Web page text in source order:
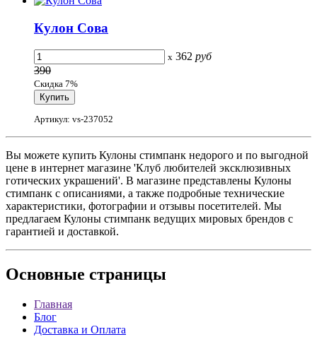
Кулон Сова
x 362 руб
390
Скидка 7%
Артикул: vs-237052
Вы можете купить Кулоны стимпанк недорого и по выгодной
цене в интернет магазине 'Клуб любителей эксклюзивных
готических украшений'. В магазине представлены Кулоны
стимпанк с описаниями, а также подробные технические
характеристики, фотографии и отзывы посетителей. Мы
предлагаем Кулоны стимпанк ведущих мировых брендов с
гарантией и доставкой.
Основные страницы
Главная
Блог
Доставка и Оплата